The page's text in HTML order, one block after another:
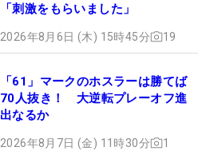
「刺激をもらいました」
2026年8月6日 (木) 15時45分 19
「61」マークのホスラーは勝てば
70人抜き！ 大逆転プレーオフ進
出なるか
2026年8月7日 (金) 11時30分 1